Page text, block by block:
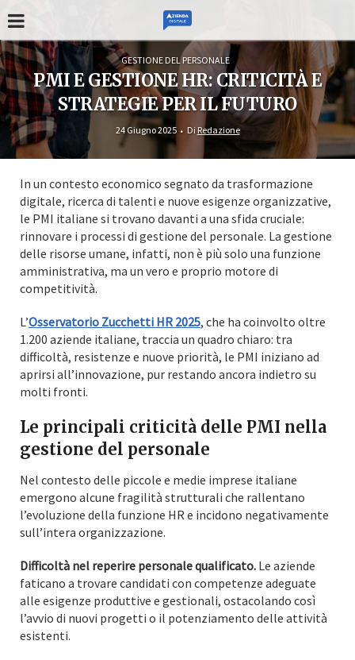
GESTIONE DEL PERSONALE
PMI E GESTIONE HR: CRITICITÀ E
STRATEGIE PER IL FUTURO
24 Giugno 2025 Di Redazione
In un contesto economico segnato da trasformazione
digitale, ricerca di talenti e nuove esigenze organizzative,
le PMI italiane si trovano davanti a una sfida cruciale:
rinnovare i processi di gestione del personale. La gestione
delle risorse umane, infatti, non è più solo una funzione
amministrativa, ma un vero e proprio motore di
competitività.
L’Osservatorio Zucchetti HR 2025, che ha coinvolto oltre
1.200 aziende italiane, traccia un quadro chiaro: tra
difficoltà, resistenze e nuove priorità, le PMI iniziano ad
aprirsi all’innovazione, pur restando ancora indietro su
molti fronti.
Le principali criticità delle PMI nella
gestione del personale
Nel contesto delle piccole e medie imprese italiane
emergono alcune fragilità strutturali che rallentano
l’evoluzione della funzione HR e incidono negativamente
sull’intera organizzazione.
Difficoltà nel reperire personale qualificato. Le aziende
faticano a trovare candidati con competenze adeguate
alle esigenze produttive e gestionali, ostacolando così
l’avvio di nuovi progetti o il potenziamento delle attività
esistenti.